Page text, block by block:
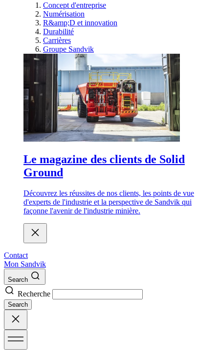
Concept d'entreprise
Numérisation
R&amp;D et innovation
Durabilité
Carrières
Groupe Sandvik
Le magazine des clients de Solid
Ground
Découvrez les réussites de nos clients, les points de vue
d'experts de l'industrie et la perspective de Sandvik qui
façonne l'avenir de l'industrie minière.
Contact
Mon Sandvik
Search
Recherche
Search